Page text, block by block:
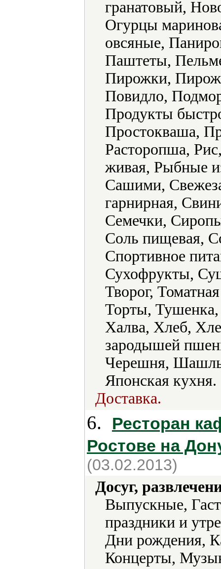
гранатовый,
Огурцы
овсяные,
Паштеты,
Пирожки,
Повидло,
Продукты
Простокваша,
Расторопша,
живая, Рыбные
Сашими,
гарнирная,
Семечки,
Соль пищевая,
Спортивное
Сухофрукты,
Творог,
Торты,
Халва, Хлеб,
зародышей
Черешня,
Японская кухня.
Доставка.
6.
Ресторан
Ростове на
(03.02.2013)
Досуг,
Выпускные,
праздники и
Дни рождения,
Концерты,